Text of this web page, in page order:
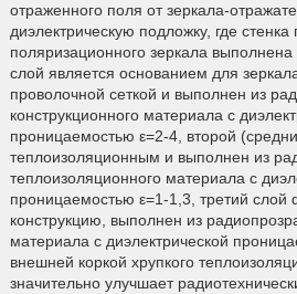
отраженного поля от зеркала-
диэлектрическую подложку, где стенка
поляризационного зеркала
слой является основанием для
проволочной сеткой и выполнен из
конструкционного материала с
проницаемостью ε=2-4, второй
теплоизоляционным и выполнен из
теплоизоляционного материала с
проницаемостью ε=1-1,3, третий
конструкцию, выполнен из
материала с диэлектрической
внешней коркой хрупкого
значительно улучшает